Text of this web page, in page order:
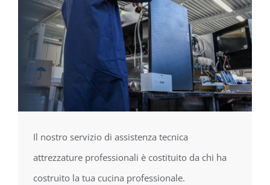
Il nostro servizio di assistenza tecnica
attrezzature professionali è costituito da chi ha
costruito la tua cucina professionale.